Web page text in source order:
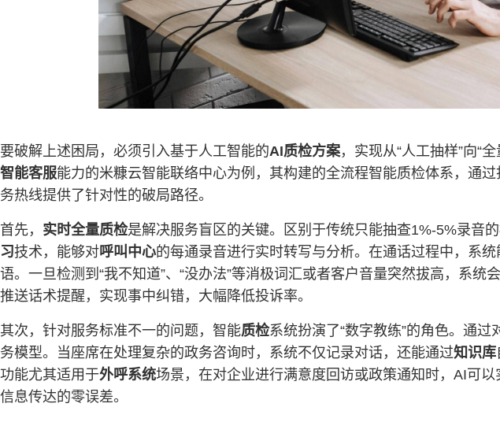
要破解上述困局，必须引入基于人工智能的AI质检方案，实现从“人工抽样”向“
智能客服能力的米糠云智能联络中心为例，其构建的全流程智能质检体系，通过
务热线提供了针对性的破局路径。
首先， 实时全量质检是解决服务盲区的关键。区别于传统只能抽查1%-5%录音
习技术，能够对呼叫中心的每通录音进行实时转写与分析。在通话过程中，系
语。一旦检测到“我不知道”、“没办法”等消极词汇或者客户音量突然拔高，系统
推送话术提醒，实现事中纠错，大幅降低投诉率。
其次，针对服务标准不一的问题，智能质检系统扮演了“数字教练”的角色。通
务模型。当座席在处理复杂的政务咨询时，系统不仅记录对话，还能通过知识库
功能尤其适用于外呼系统场景，在对企业进行满意度回访或政策通知时，AI可
信息传达的零误差。